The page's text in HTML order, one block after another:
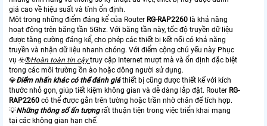
giá cao về hiệu suất và tính ổn định.
Một trong những điểm đáng kể của Router RG-RAP2260 là khả năng
hoạt động trên băng tần 5Ghz. Với băng tần này, tốc độ truyền dữ liệu
được tăng cường đáng kể, cho phép các thiết bị kết nối có khả năng
truyền và nhận dữ liệu nhanh chóng. Với điểm cộng chủ yếu này Phục
vụ ☣️®️Hoàn toàn tin cậy truy cập Internet mượt mà và ổn định đặc biệt
trong các môi trường ồn ào hoặc đông người sử dụng.
💎Điểm nhấn khác có thể đánh giáthiết bị cũng được thiết kế với kích
thước nhỏ gọn, giúp tiết kiệm không gian và dễ dàng lắp đặt. Router RG-
RAP2260 có thể được gắn trên tường hoặc trần nhờ chân đế tích hợp.
💡Những thông số ấn tượngrất thuận tiện trong việc triển khai mạng
tại các không gian hạn chế.